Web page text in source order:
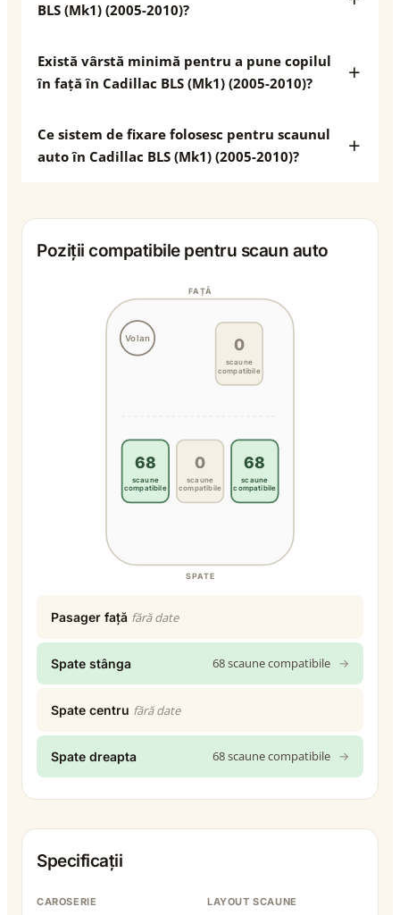
BLS (Mk1) (2005-2010)?
Există vârstă minimă pentru a pune copilul
în față în Cadillac BLS (Mk1) (2005-2010)?
Ce sistem de fixare folosesc pentru scaunul
auto în Cadillac BLS (Mk1) (2005-2010)?
Poziții compatibile pentru scaun auto
Volan
FAȚĂ
SPATE
0
scaune
compatibile
68
scaune
compatibile
0
scaune
compatibile
68
scaune
compatibile
Pasager față fără date
Spate stânga 68 scaune compatibile →
Spate centru fără date
Spate dreapta 68 scaune compatibile →
Specificații
CAROSERIE LAYOUT SCAUNE